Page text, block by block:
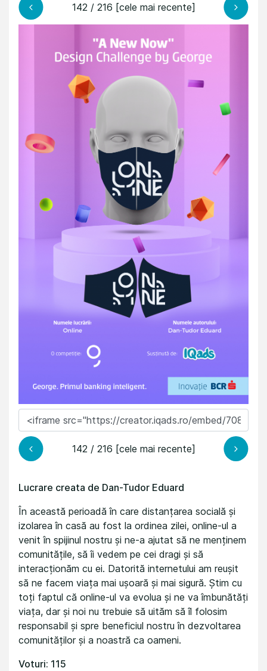
142 / 216 [cele mai recente]
142 / 216 [cele mai recente]
Lucrare creata de Dan-Tudor Eduard
În această perioadă în care distanțarea socială și
izolarea în casă au fost la ordinea zilei, online-ul a
venit în spijinul nostru și ne-a ajutat să ne menținem
comunitățile, să îi vedem pe cei dragi și să
interacționăm cu ei. Datorită internetului am reușit
să ne facem viața mai ușoară și mai sigură. Știm cu
toți faptul că online-ul va evolua și ne va îmbunătăți
viața, dar și noi nu trebuie să uităm să îl folosim
responsabil și spre beneficiul nostru în dezvoltarea
comunităților și a noastră ca oameni.
Voturi: 115